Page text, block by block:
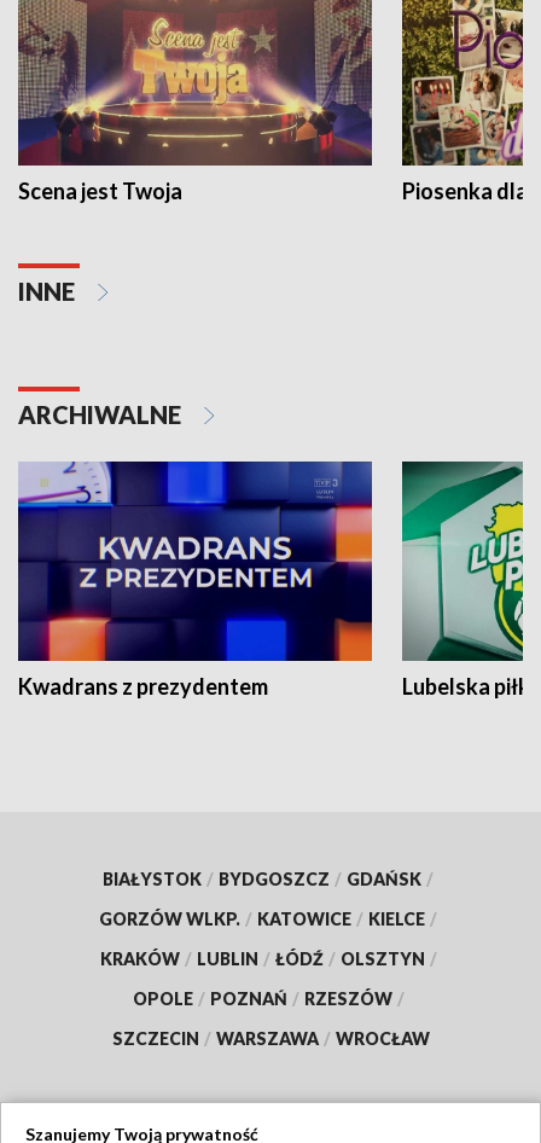
Scena jest Twoja Piosenka dla
INNE
ARCHIWALNE
Kwadrans z prezydentem Lubelska piłka
BIAŁYSTOK / BYDGOSZCZ / GDAŃSK /
GORZÓW WLKP. / KATOWICE / KIELCE /
KRAKÓW / LUBLIN / ŁÓDŹ / OLSZTYN /
OPOLE / POZNAŃ / RZESZÓW /
SZCZECIN / WARSZAWA / WROCŁAW
Szanujemy Twoją prywatność